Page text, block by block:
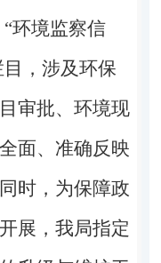
环境监察信
目，涉及环保
审批、环境现
面、准确反映
时，为保障政
展，我局指定